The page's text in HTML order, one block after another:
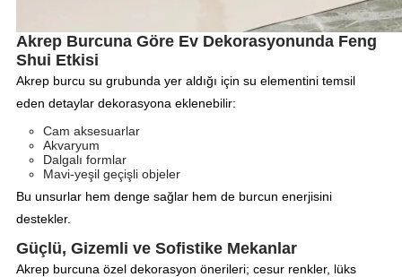
Akrep Burcuna Göre Ev Dekorasyonunda Feng
Shui Etkisi
Akrep burcu su grubunda yer aldığı için su elementini temsil
eden detaylar dekorasyona eklenebilir:
Cam aksesuarlar
Akvaryum
Dalgalı formlar
Mavi-yeşil geçişli objeler
Bu unsurlar hem denge sağlar hem de burcun enerjisini
destekler.
Güçlü, Gizemli ve Sofistike Mekanlar
Akrep burcuna özel dekorasyon önerileri; cesur renkler, lüks